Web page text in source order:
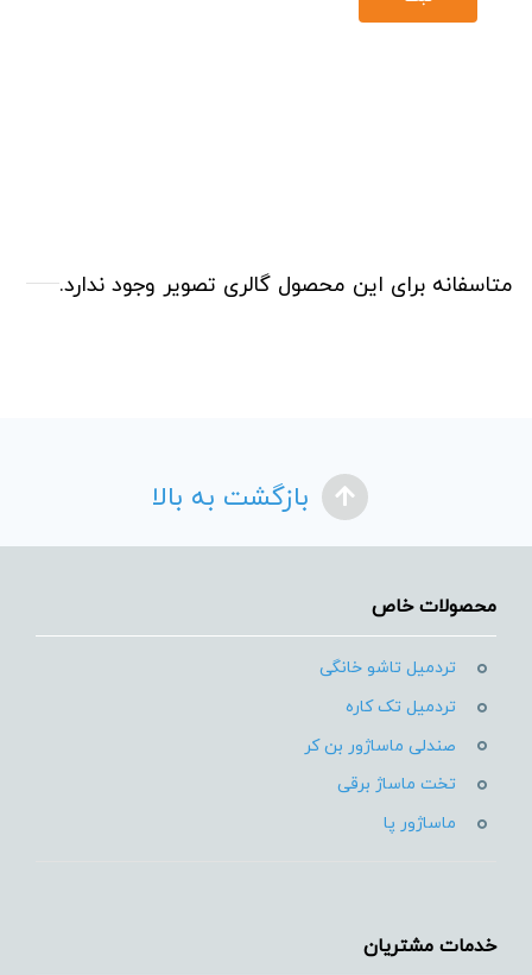
متاسفانه برای این محصول گالری تصویر وجود ندارد.
بازگشت به بالا
محصولات خاص
تردمیل تاشو خانگی
تردمیل تک کاره
صندلی ماساژور بن کر
تخت ماساژ برقی
ماساژور پا
خدمات مشتریان